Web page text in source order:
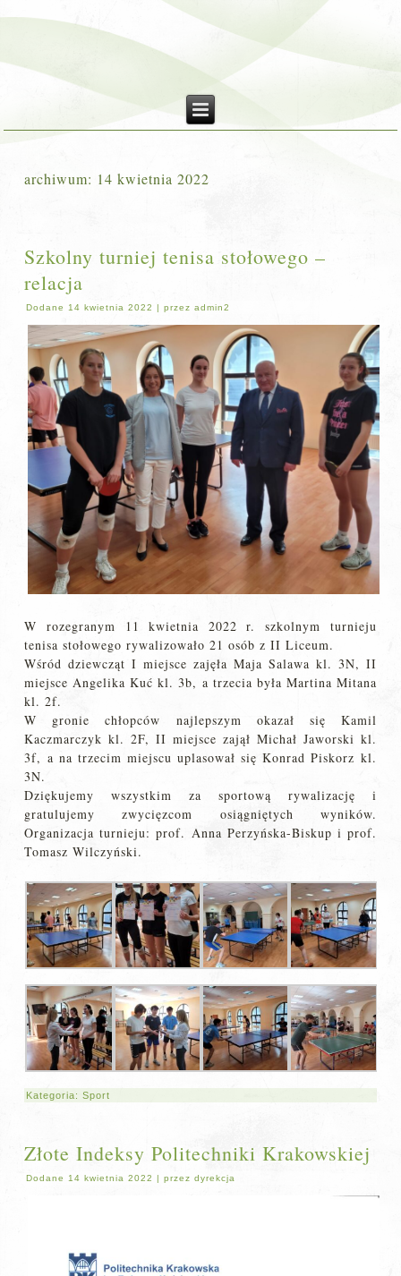
archiwum: 14 kwietnia 2022
Szkolny turniej tenisa stołowego –
relacja
Dodane 14 kwietnia 2022 |przez admin2
W rozegranym 11 kwietnia 2022 r. szkolnym turnieju
tenisa stołowego rywalizowało 21 osób z II Liceum.
Wśród dziewcząt I miejsce zajęła Maja Salawa kl. 3N, II
miejsce Angelika Kuć kl. 3b, a trzecia była Martina Mitana
kl. 2f.
W gronie chłopców najlepszym okazał się Kamil
Kaczmarczyk kl. 2F, II miejsce zajął Michał Jaworski kl.
3f, a na trzecim miejscu uplasował się Konrad Piskorz kl.
3N.
Dziękujemy wszystkim za sportową rywalizację i
gratulujemy zwycięzcom osiągniętych wyników.
Organizacja turnieju: prof. Anna Perzyńska-Biskup i prof.
Tomasz Wilczyński.
Kategoria:Sport
Złote Indeksy Politechniki Krakowskiej
Dodane 14 kwietnia 2022 |przez dyrekcja